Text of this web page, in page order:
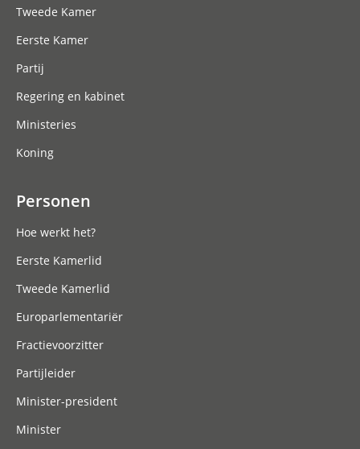
Tweede Kamer
Eerste Kamer
Partij
Regering en kabinet
Ministeries
Koning
Personen
Hoe werkt het?
Eerste Kamerlid
Tweede Kamerlid
Europarlementariër
Fractievoorzitter
Partijleider
Minister-president
Minister